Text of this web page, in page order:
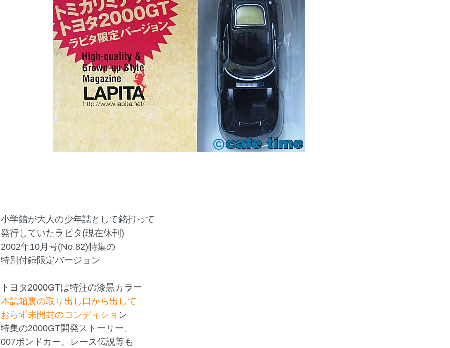
小学館が大人の少年誌として銘打って
発行していたラピタ(現在休刊)
2002年10月号(No.82)特集の
特別付録限定バージョン
トヨタ2000GTは特注の漆黒カラー
本誌箱裏の取り出し口から出して
おらず未開封のコンディショ ン
特集の2000GT開発ストーリー、
007ボンドカー、レース伝説等も